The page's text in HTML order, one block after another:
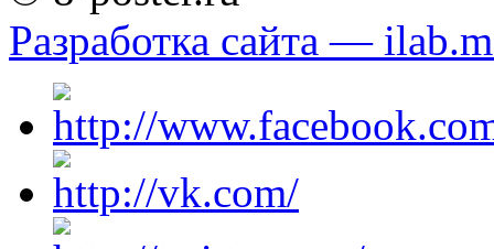
Разработка сайта —